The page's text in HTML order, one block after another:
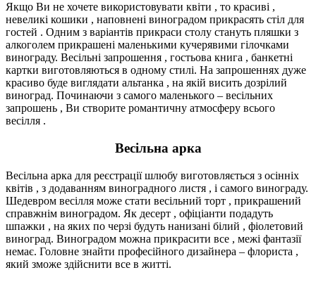
Якщо Ви не хочете використовувати квіти , то красиві ,
невеликі кошики , наповнені виноградом прикрасять стіл для
гостей . Одним з варіантів прикраси столу стануть пляшки з
алкоголем прикрашені маленькими кучерявими гілочками
винограду. Весільні запрошення , гостьова книга , банкетні
картки виготовляються в одному стилі. На запрошеннях дуже
красиво буде виглядати альтанка , на якій висить дозрілий
виноград. Починаючи з самого маленького – весільних
запрошень , Ви створите романтичну атмосферу всього
весілля .
Весільна арка
Весільна арка для реєстрації шлюбу виготовляється з осінніх
квітів , з додаванням виноградного листя , і самого винограду.
Шедевром весілля може стати весільний торт , прикрашений
справжнім виноградом. Як десерт , офіціанти подадуть
шпажки , на яких по черзі будуть нанизані білий , фіолетовий
виноград. Виноградом можна прикрасити все , межі фантазії
немає. Головне знайти професійного дизайнера – флориста ,
який зможе здійснити все в житті.